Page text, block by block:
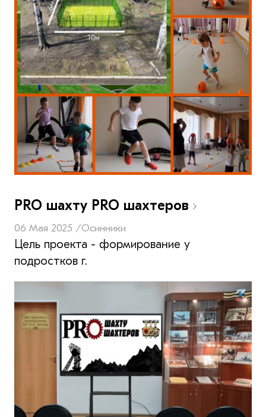
PRO шахту PRO шахтеров
06 Мая 2025 /Осинники
Цель проекта - формирование у
подростков г.